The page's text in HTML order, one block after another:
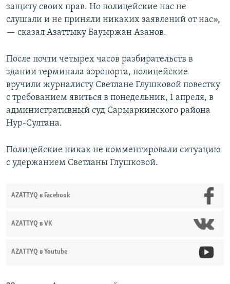
защиту своих прав. Но полицейские нас не
слушали и не приняли никаких заявлений от нас»,
— сказал Азаттыку Бауыржан Азанов.
После почти четырех часов разбирательств в
здании терминала аэропорта, полицейские
вручили журналисту Светлане Глушковой повестку
с требованием явиться в понедельник, 1 апреля, в
административный суд Сарыаркинского района
Нур-Султана.
Полицейские никак не комментировали ситуацию
с удержанием Светланы Глушковой.
AZATTYQ в Facebook
AZATTYQ в VK
AZATTYQ в Youtube